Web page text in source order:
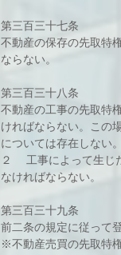
第三百三十七条
不動産の保存の先取特
ならない。
第三百三十八条
不動産の工事の先取特
ければならない。この
については存在しない。
２ 　工事によって生
なければならない。
第三百三十九条
前二条の規定に従って
※不動産売買の先取特